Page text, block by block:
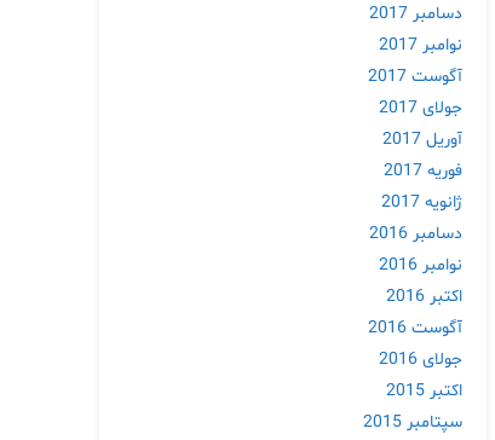
دسامبر 2017
نوامبر 2017
آگوست 2017
جولای 2017
آوریل 2017
فوریه 2017
ژانویه 2017
دسامبر 2016
نوامبر 2016
اکتبر 2016
آگوست 2016
جولای 2016
اکتبر 2015
سپتامبر 2015